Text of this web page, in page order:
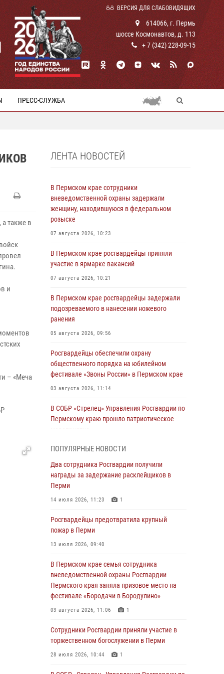
ВЕРСИЯ ДЛЯ СЛАБОВИДЯЩИХ
614066, г. Пермь
шоссе Космонавтов, д. 113
+ 7 (342) 228-09-15
ПРЕСС-СЛУЖБА
также в
и
– «Меча
ЛЕНТА НОВОСТЕЙ
В Пермском крае сотрудники
вневедомственной охраны задержали
женщину, находившуюся в федеральном
розыске
07 августа 2026, 10:23
В Пермском крае росгвардейцы приняли
участие в ярмарке вакансий
07 августа 2026, 10:21
В Пермском крае росгвардейцы задержали
подозреваемого в нанесении ножевого
ранения
05 августа 2026, 09:56
Росгвардейцы обеспечили охрану
общественного порядка на юбилейном
фестивале «Звоны России» в Пермском крае
03 августа 2026, 11:14
В СОБР «Стрелец» Управления Росгвардии по
Пермскому краю прошло патриотическое
мероприятие
В Пермском крае семья сотрудника
вневедомственной охраны Росгвардии
Пермского края заняла призовое место на
фестивале «Бородачи в Бородулино»
В Пермском крае росгвардейцы провели
Росгвардеец спас тонущую женщину в
Пермском крае
30 июля 2026, 05:19
торжественном богослужении в Перми
28 июля 2026, 10:44 1
ПОПУЛЯРНЫЕ НОВОСТИ
Два сотрудника Росгвардии получили
награды за задержание расклейщиков в
Перми
14 июля 2026, 11:23 1
Росгвардейцы предотвратила крупный
пожар в Перми
13 июля 2026, 09:40
В Пермском крае семья сотрудника
вневедомственной охраны Росгвардии
Пермского края заняла призовое место на
фестивале «Бородачи в Бородулино»
03 августа 2026, 11:06 1
Сотрудники Росгвардии приняли участие в
торжественном богослужении в Перми
28 июля 2026, 10:44 1